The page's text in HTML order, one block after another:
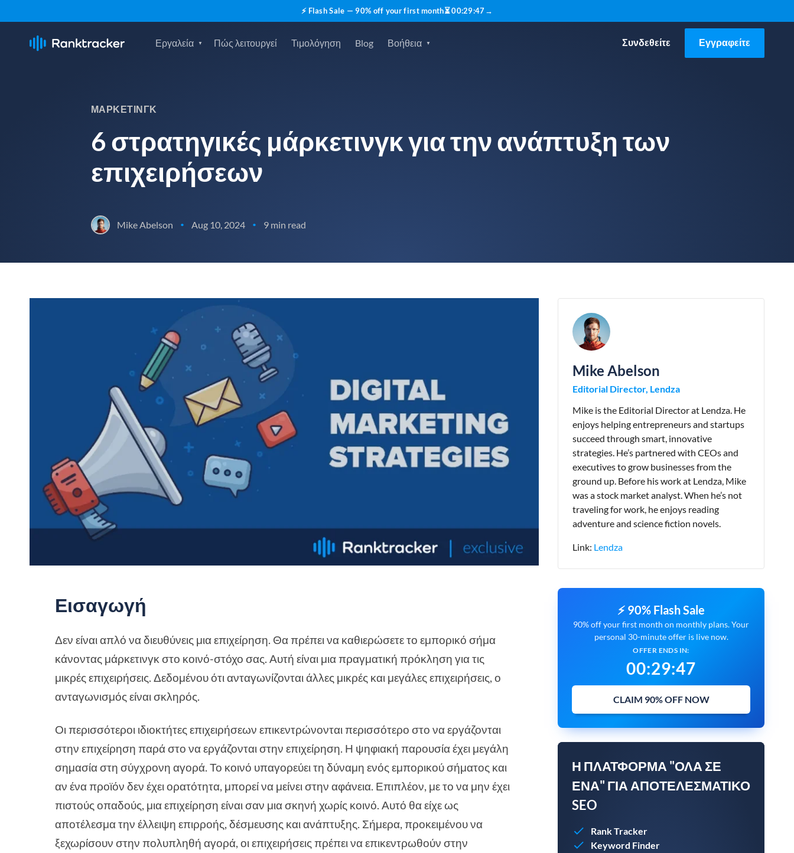
⚡ Flash Sale — 90% off your first month⏳00:29:45→
Εργαλεία Πώς λειτουργεί Τιμολόγηση Blog Βοήθεια Συνδεθείτε Εγγραφείτε
ΜΆΡΚΕΤΙΝΓΚ
6 στρατηγικές μάρκετινγκ για την ανάπτυξη των
επιχειρήσεων
Mike Abelson • Aug 10, 2024 • 9 min read
Εισαγωγή
Δεν είναι απλό να διευθύνεις μια επιχείρηση. Θα πρέπει να καθιερώσετε το εμπορικό σήμα
κάνοντας μάρκετινγκ στο κοινό-στόχο σας. Αυτή είναι μια πραγματική πρόκληση για τις
μικρές επιχειρήσεις. Δεδομένου ότι ανταγωνίζονται άλλες μικρές και μεγάλες επιχειρήσεις, ο
ανταγωνισμός είναι σκληρός.
Οι περισσότεροι ιδιοκτήτες επιχειρήσεων επικεντρώνονται περισσότερο στο να εργάζονται
στην επιχείρηση παρά στο να εργάζονται στην επιχείρηση. Η ψηφιακή παρουσία έχει μεγάλη
σημασία στη σύγχρονη αγορά. Το κοινό υπαγορεύει τη δύναμη ενός εμπορικού σήματος και
αν ένα προϊόν δεν έχει ορατότητα, μπορεί να μείνει στην αφάνεια. Επιπλέον, με το να μην έχει
πιστούς οπαδούς, μια επιχείρηση είναι σαν μια σκηνή χωρίς κοινό. Αυτό θα είχε ως
αποτέλεσμα την έλλειψη επιρροής, δέσμευσης και ανάπτυξης. Σήμερα, προκειμένου να
ξεχωρίσουν στην πολυπληθή αγορά, οι επιχειρήσεις πρέπει να επικεντρωθούν στην
Mike Abelson
Editorial Director, Lendza
Mike is the Editorial Director at Lendza. He
enjoys helping entrepreneurs and startups
succeed through smart, innovative
strategies. He’s partnered with CEOs and
executives to grow businesses from the
ground up. Before his work at Lendza, Mike
was a stock market analyst. When he’s not
traveling for work, he enjoys reading
adventure and science fiction novels.
Link: Lendza
⚡ 90% Flash Sale
90% off your first month on monthly plans. Your
personal 30-minute offer is live now.
OFFER ENDS IN:
00:29:45
CLAIM 90% OFF NOW
Η ΠΛΑΤΦΌΡΜΑ "ΌΛΑ ΣΕ
ΈΝΑ" ΓΙΑ ΑΠΟΤΕΛΕΣΜΑΤΙΚΌ
SEO
Rank Tracker
Keyword Finder